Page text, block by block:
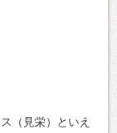
（見栄）といえ